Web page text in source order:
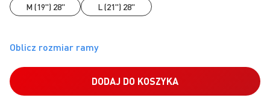
M (19") 28" L (21") 28"
DODAJ DO KOSZYKA